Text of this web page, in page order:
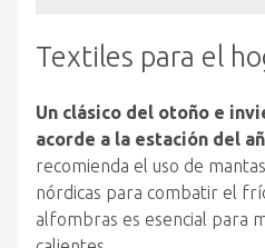
Textiles para el
Un clásico del otoño e
acorde a la estación del
recomienda el uso de
nórdicas para combatir el
alfombras es esencial para